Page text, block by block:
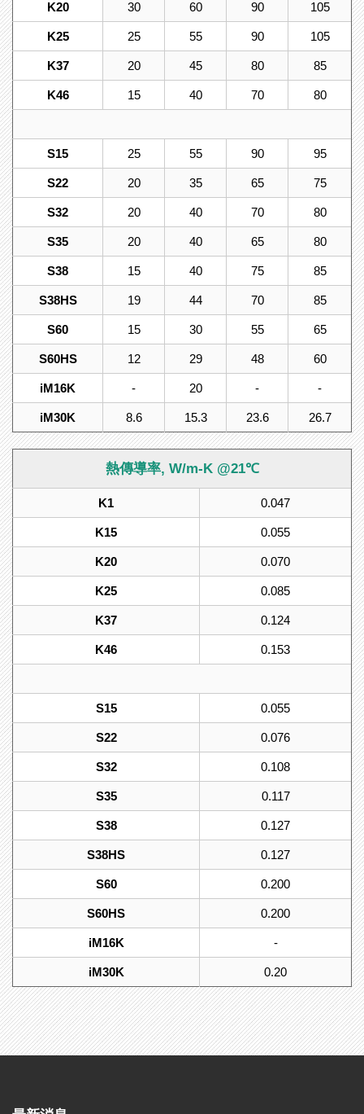
K20 30 60 90 105
K25 25 55 90 105
K37 20 45 80 85
K46 15 40 70 80
S15 25 55 90 95
S22 20 35 65 75
S32 20 40 70 80
S35 20 40 65 80
S38 15 40 75 85
S38HS 19 44 70 85
S60 15 30 55 65
S60HS 12 29 48 60
iM16K - 20 - -
iM30K 8.6 15.3 23.6 26.7
熱傳導率, W/m-K @21℃
K1 0.047
K15 0.055
K20 0.070
K25 0.085
K37 0.124
K46 0.153
S15 0.055
S22 0.076
S32 0.108
S35 0.117
S38 0.127
S38HS 0.127
S60 0.200
S60HS 0.200
iM16K -
iM30K 0.20